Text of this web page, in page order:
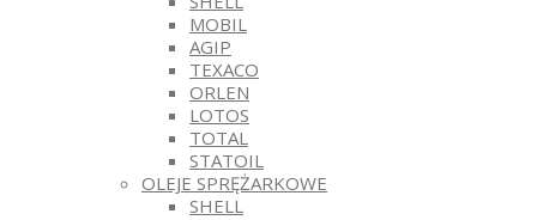
MOBIL
AGIP
TEXACO
ORLEN
LOTOS
TOTAL
STATOIL
OLEJE SPRĘŻARKOWE
SHELL